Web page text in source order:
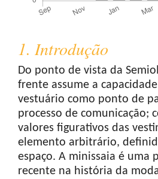
1. Introdução
Do ponto de vista da
frente assume a
vestuário como ponto de
processo de comunicação;
valores figurativos das
elemento arbitrário,
espaço. A minissaia é uma
recente na história da